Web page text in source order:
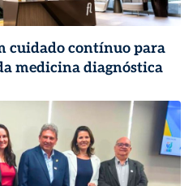
cuidado contínuo para
medicina diagnóstica